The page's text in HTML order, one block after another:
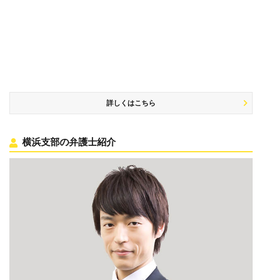
詳しくはこちら
横浜支部の弁護士紹介